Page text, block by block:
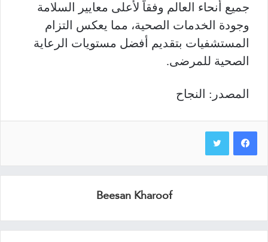
جميع أنحاء العالم وفقاً لأعلى معايير السلامة
وجودة الخدمات الصحية، مما يعكس التزام
المستشفيات بتقديم أفضل مستويات الرعاية
الصحية للمرضى.
المصدر: النجاح
Beesan Kharoof